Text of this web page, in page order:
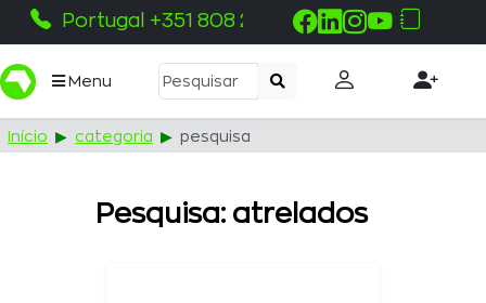
Portugal +351 808 215 115
Menu
Início categoria pesquisa
Pesquisa: atrelados